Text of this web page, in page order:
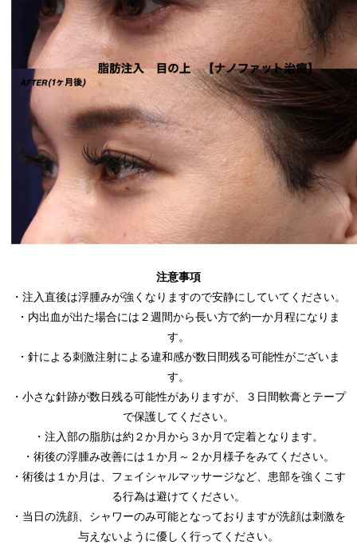
注意事項
・注入直後は浮腫みが強くなりますので安静にしていてください。
・内出血が出た場合には２週間から長い方で約一か月程になりま
す。
・針による刺激注射による違和感が数日間残る可能性がございま
す。
・小さな針跡が数日残る可能性がありますが、３日間軟膏とテープ
で保護してください。
・注入部の脂肪は約２か月から３か月で定着となります。
・術後の浮腫み改善には１か月～２か月様子をみてください。
・術後は１か月は、フェイシャルマッサージなど、患部を強くこす
る行為は避けてください。
・当日の洗顔、シャワーのみ可能となっておりますが洗顔は刺激を
与えないように優しく行ってください。